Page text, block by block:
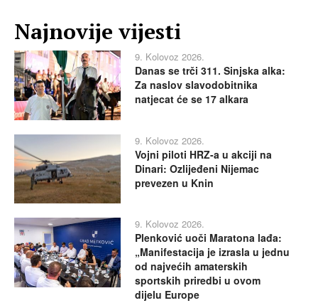
Najnovije vijesti
9. Kolovoz 2026.
Danas se trči 311. Sinjska alka:
Za naslov slavodobitnika
natjecat će se 17 alkara
9. Kolovoz 2026.
Vojni piloti HRZ-a u akciji na
Dinari: Ozlijeđeni Nijemac
prevezen u Knin
9. Kolovoz 2026.
Plenković uoči Maratona lađa:
„Manifestacija je izrasla u jednu
od najvećih amaterskih
sportskih priredbi u ovom
dijelu Europe